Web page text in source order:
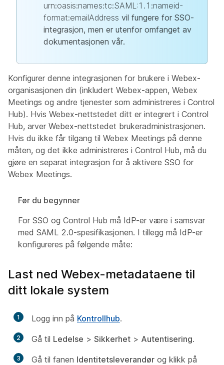
urn:oasis:names:tc:SAML:1.1:nameid-
format:emailAddress vil fungere for SSO-
integrasjon, men er utenfor omfanget av
dokumentasjonen vår.
Konfigurer denne integrasjonen for brukere i Webex-
organisasjonen din (inkludert Webex-appen, Webex
Meetings og andre tjenester som administreres i Control
Hub). Hvis Webex-nettstedet ditt er integrert i Control
Hub, arver Webex-nettstedet brukeradministrasjonen.
Hvis du ikke får tilgang til Webex Meetings på denne
måten, og det ikke administreres i Control Hub, må du
gjøre en separat integrasjon for å aktivere SSO for
Webex Meetings.
Før du begynner
For SSO og Control Hub må IdP-er være i samsvar
med SAML 2.0-spesifikasjonen. I tillegg må IdP-er
konfigureres på følgende måte:
Last ned Webex-metadataene til
ditt lokale system
1 Logg inn på Kontrollhub.
2 Gå til Ledelse > Sikkerhet > Autentisering.
3 Gå til fanen Identitetsleverandør og klikk på